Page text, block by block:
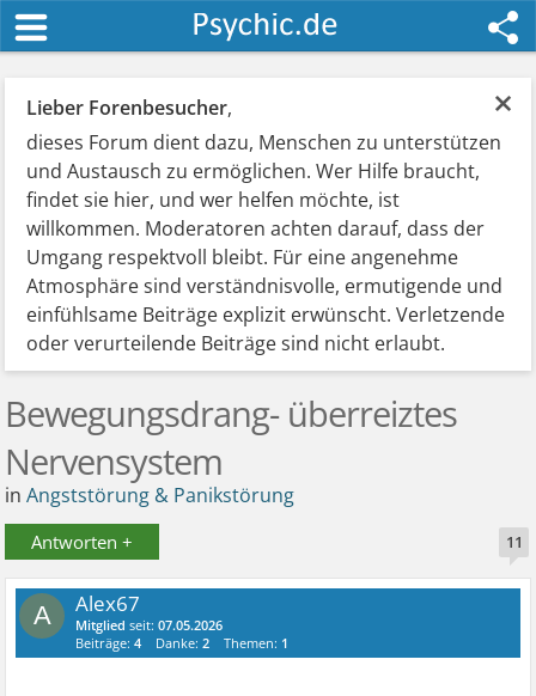
×
Lieber Forenbesucher,
dieses Forum dient dazu, Menschen zu unterstützen
und Austausch zu ermöglichen. Wer Hilfe braucht,
findet sie hier, und wer helfen möchte, ist
willkommen. Moderatoren achten darauf, dass der
Umgang respektvoll bleibt. Für eine angenehme
Atmosphäre sind verständnisvolle, ermutigende und
einfühlsame Beiträge explizit erwünscht. Verletzende
oder verurteilende Beiträge sind nicht erlaubt.
Bewegungsdrang- überreiztes
Nervensystem
inAngststörung & Panikstörung
Antworten + 11
A Alex67
Mitglied seit:07.05.2026
Beiträge:4 Danke:2 Themen: 1